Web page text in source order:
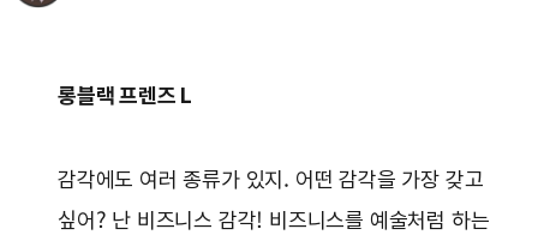
롱블랙 프렌즈 L
감각에도 여러 종류가 있지. 어떤 감각을 가장 갖고
싶어? 난 비즈니스 감각! 비즈니스를 예술처럼 하는